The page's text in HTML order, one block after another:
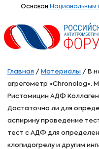
Основан Национальным
Главная / Материалы / В
агрегометр «Chronolog».
Ристомицин АДФ
Достаточно ли для
аспирину проведение
тест с АДФ для
клопидогрелу и другим